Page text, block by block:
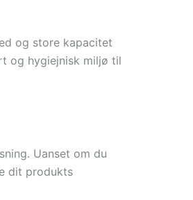
og store kapacitet
og hygiejnisk miljø til
Uanset om du
dit produkts